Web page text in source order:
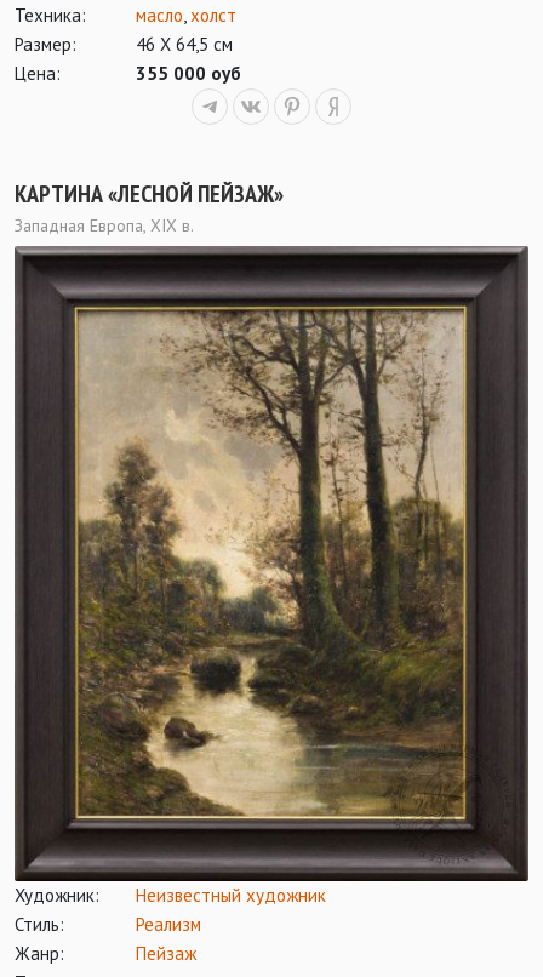
Техника:
масло,холст
Размер:
46 Х 64,5 см
Цена:
355 000 оуб
КАРТИНА «ЛЕСНОЙ ПЕЙЗАЖ»
Западная Европа, XIX в.
Художник:
Неизвестный художник
Стиль:
Реализм
Жанр:
Пейзаж